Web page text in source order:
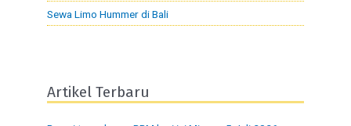
Sewa Limo Hummer di Bali
Artikel Terbaru